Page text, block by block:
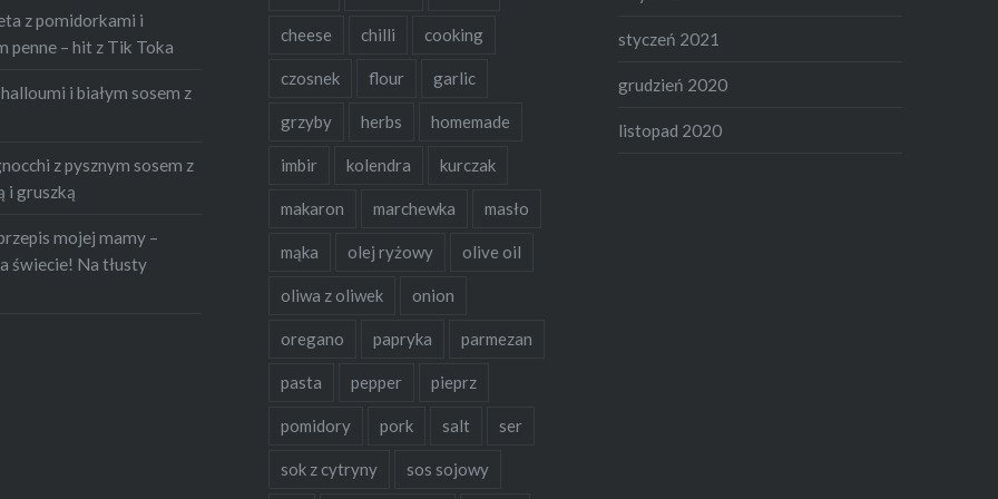
mnie warsztaty
Darii Ładochy, które
polecam. Myślę, że
przyjąć do serca do
które…
z pomidorkami i
penne – hit z Tik Toka
i białym sosem z
z pysznym sosem z
i gruszką
mojej mamy –
świecie! Na tłusty
cheese chilli cooking
czosnek flour garlic
grzyby herbs homemade
imbir kolendra kurczak
makaron marchewka masło
mąka olej ryżowy olive oil
oliwa z oliwek onion
oregano papryka parmezan
pasta pepper pieprz
pomidory pork salt ser
sok z cytryny sos sojowy
styczeń 2021
grudzień 2020
listopad 2020